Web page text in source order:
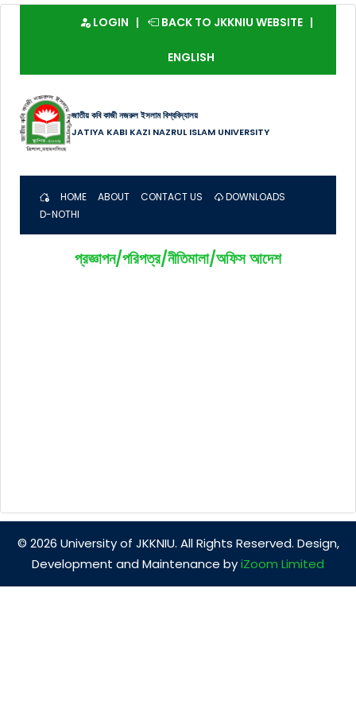
LOGIN BACK TO JKKNIU WEBSITE
ENGLISH
জাতীয় কবি কাজী নজরুল ইসলাম বিশ্ববিদ্যালয়
JATIYA KABI KAZI NAZRUL ISLAM UNIVERSITY
HOME ABOUT CONTACT US
DOWNLOADS
D-NOTHI
প্রজ্ঞাপন/পরিপত্র/নীতিমালা/অফিস আদেশ
© 2026 University of JKKNIU. All Rights Reserved. Design,
Development and Maintenance byiZoom Limited